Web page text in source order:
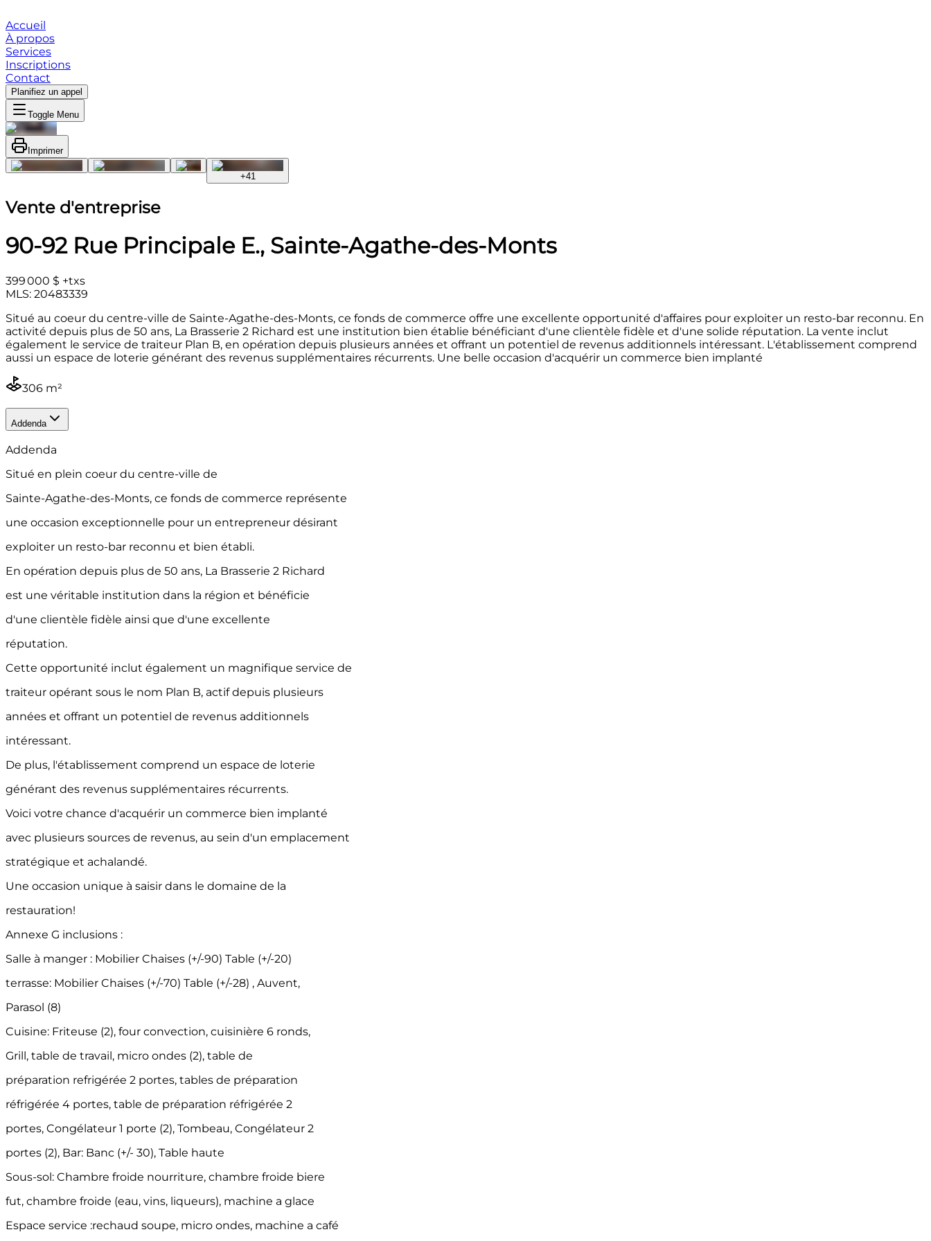
Accueil
À propos
Services
Inscriptions
Contact
Planifiez un appel
Toggle Menu
Imprimer
+41
Vente d'entreprise
90-92 Rue Principale E., Sainte-Agathe-des-Monts
399 000 $ +txs
MLS: 20483339
Situé au coeur du centre-ville de Sainte-Agathe-des-Monts, ce fonds de commerce offre une excellente opportunité d'affaires pour exploiter un resto-bar reconnu. En
activité depuis plus de 50 ans, La Brasserie 2 Richard est une institution bien établie bénéficiant d'une clientèle fidèle et d'une solide réputation. La vente inclut
également le service de traiteur Plan B, en opération depuis plusieurs années et offrant un potentiel de revenus additionnels intéressant. L'établissement comprend
aussi un espace de loterie générant des revenus supplémentaires récurrents. Une belle occasion d'acquérir un commerce bien implanté
306 m²
Addenda
Addenda
Situé en plein coeur du centre-ville de
Sainte-Agathe-des-Monts, ce fonds de commerce représente
une occasion exceptionnelle pour un entrepreneur désirant
exploiter un resto-bar reconnu et bien établi.
En opération depuis plus de 50 ans, La Brasserie 2 Richard
est une véritable institution dans la région et bénéficie
d'une clientèle fidèle ainsi que d'une excellente
réputation.
Cette opportunité inclut également un magnifique service de
traiteur opérant sous le nom Plan B, actif depuis plusieurs
années et offrant un potentiel de revenus additionnels
intéressant.
De plus, l'établissement comprend un espace de loterie
générant des revenus supplémentaires récurrents.
Voici votre chance d'acquérir un commerce bien implanté
avec plusieurs sources de revenus, au sein d'un emplacement
stratégique et achalandé.
Une occasion unique à saisir dans le domaine de la
restauration!
Annexe G inclusions :
Salle à manger : Mobilier Chaises (+/-90) Table (+/-20)
terrasse: Mobilier Chaises (+/-70) Table (+/-28) , Auvent,
Parasol (8)
Cuisine: Friteuse (2), four convection, cuisinière 6 ronds,
Grill, table de travail, micro ondes (2), table de
préparation refrigérée 2 portes, tables de préparation
réfrigérée 4 portes, table de préparation réfrigérée 2
portes, Congélateur 1 porte (2), Tombeau, Congélateur 2
portes (2), Bar: Banc (+/- 30), Table haute
Sous-sol: Chambre froide nourriture, chambre froide biere
fut, chambre froide (eau, vins, liqueurs), machine a glace
Espace service :rechaud soupe, micro ondes, machine a café